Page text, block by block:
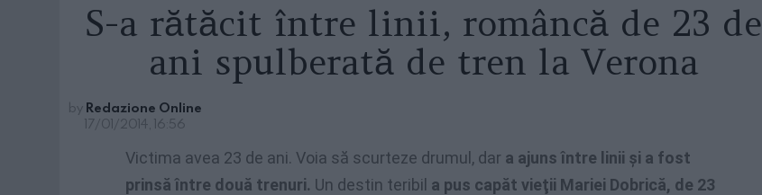
S-a rătăcit între linii, româncă de 23 de
ani spulberată de tren la Verona
by Redazione Online
17/01/2014, 16:56
Victima avea 23 de ani. Voia să scurteze drumul, dar a ajuns între linii şi a fost
prinsă între două trenuri. Un destin teribil a pus capăt vieţii Mariei Dobrică, de 23